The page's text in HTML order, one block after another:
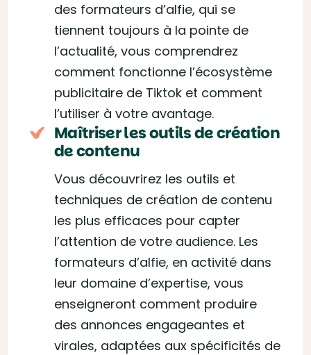
des formateurs d’alfie, qui se
tiennent toujours à la pointe de
l’actualité, vous comprendrez
comment fonctionne l’écosystème
publicitaire de Tiktok et comment
l’utiliser à votre avantage.
Maîtriser les outils de création
de contenu
Vous découvrirez les outils et
techniques de création de contenu
les plus efficaces pour capter
l’attention de votre audience. Les
formateurs d’alfie, en activité dans
leur domaine d’expertise, vous
enseigneront comment produire
des annonces engageantes et
virales, adaptées aux spécificités de